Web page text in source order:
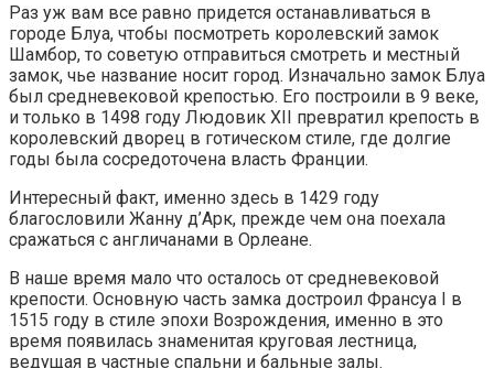
Раз уж вам все равно придется останавливаться в
городе Блуа, чтобы посмотреть королевский замок
Шамбор, то советую отправиться смотреть и местный
замок, чье название носит город. Изначально замок Блуа
был средневековой крепостью. Его построили в 9 веке,
и только в 1498 году Людовик XII превратил крепость в
королевский дворец в готическом стиле, где долгие
годы была сосредоточена власть Франции.
Интересный факт, именно здесь в 1429 году
благословили Жанну д’Арк, прежде чем она поехала
сражаться с англичанами в Орлеане.
В наше время мало что осталось от средневековой
крепости. Основную часть замка достроил Франсуа I в
1515 году в стиле эпохи Возрождения, именно в это
время появилась знаменитая круговая лестница,
ведущая в частные спальни и бальные залы.